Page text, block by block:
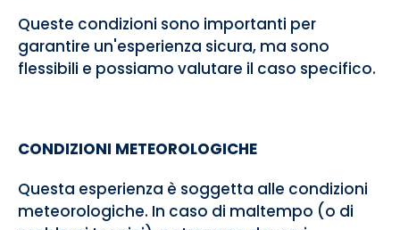
Queste condizioni sono importanti per
garantire un'esperienza sicura, ma sono
flessibili e possiamo valutare il caso specifico.
CONDIZIONI METEOROLOGICHE
Questa esperienza è soggetta alle condizioni
meteorologiche. In caso di maltempo (o di